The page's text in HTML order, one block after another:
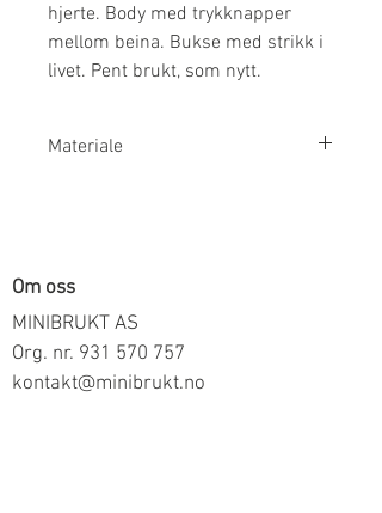
hjerte. Body med trykknapper
mellom beina. Bukse med strikk i
livet. Pent brukt, som nytt.
Materiale
Om oss
MINIBRUKT AS
Org. nr. 931 570 757
kontakt@minibrukt.no